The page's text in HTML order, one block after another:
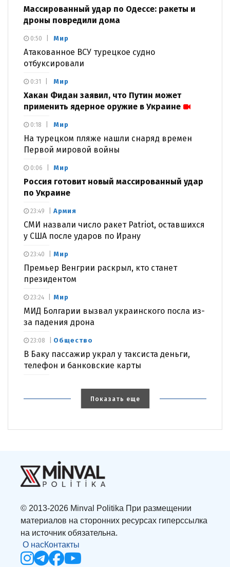
Массированный удар по Одессе: ракеты и
дроны повредили дома
Мир
Атакованное ВСУ турецкое судно
отбуксировали
0:50
Мир
Хакан Фидан заявил, что Путин может
применить ядерное оружие в Украине
0:31
Мир
На турецком пляже нашли снаряд времен
Первой мировой войны
0:18
Мир
Россия готовит новый массированный удар
по Украине
0:06
Армия
СМИ назвали число ракет Patriot, оставшихся
у США после ударов по Ирану
23:49
Мир
Премьер Венгрии раскрыл, кто станет
президентом
23:40
Мир
МИД Болгарии вызвал украинского посла из-
за падения дрона
23:24
Общество
В Баку пассажир украл у таксиста деньги,
телефон и банковские карты
23:08
Показать еще
© 2013-2026 Minval Politika При размещении
материалов на сторонних ресурсах гиперссылка
на источник обязательна.
О насКонтакты